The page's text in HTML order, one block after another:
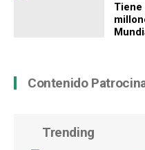
Tiene
Contenido
Trending